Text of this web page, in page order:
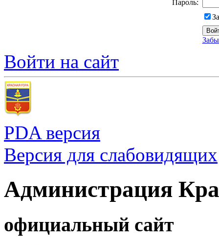
Пароль:
Войти на сайт
PDA версия
Версия для слабовидящих
Администрация
официальный сайт